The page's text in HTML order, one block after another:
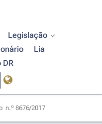
Legislação
Lia
DR
n.º 8676/2017